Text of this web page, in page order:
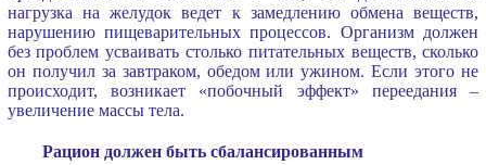
нагрузка на желудок ведет к замедлению обмена веществ,
нарушению пищеварительных процессов. Организм должен
без проблем усваивать столько питательных веществ, сколько
он получил за завтраком, обедом или ужином. Если этого не
происходит, возникает «побочный эффект» переедания –
увеличение массы тела.
Рацион должен быть сбалансированным